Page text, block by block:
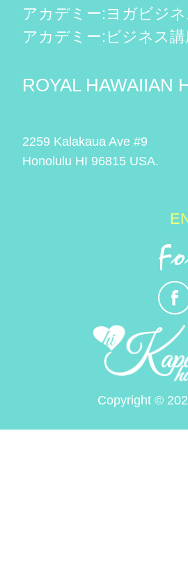
アカデミー:ヨガビジ
アカデミー:ビジネス講
ROYAL HAWAIIAN
2259 Kalakaua Ave #9
Honolulu HI 96815 USA.
Copyright ©